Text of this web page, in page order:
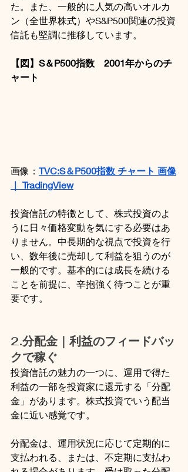
た。また、一般的に人気の高いオルカ
ン（全世界株式）やS&P500関連の投資
信託も堅調に推移しています。
【図】S＆P500指数　2001年からのチ
ャート
画像： TVC:S＆P500指数 チャート 画像
｜ TradingView
投資信託の特徴として、株式投資のよ
うに日々価格変動を気にする必要はあ
りません。中長期的な視点で投資を行
い、数年後に売却して利益を狙うのが
一般的です。基本的には成長を続ける
ことを前提に、辛抱強く待つことが重
要です。
2.分配金｜利益のフィードバッ
クで稼ぐ
投資信託の魅力の一つに、運用で得た
利益の一部を投資家に還元する「分配
金」があります。株式投資でいう配当
金に近い感覚です。
分配金は、運用状況に応じて定期的に
支払われる、または、不定期に支払わ